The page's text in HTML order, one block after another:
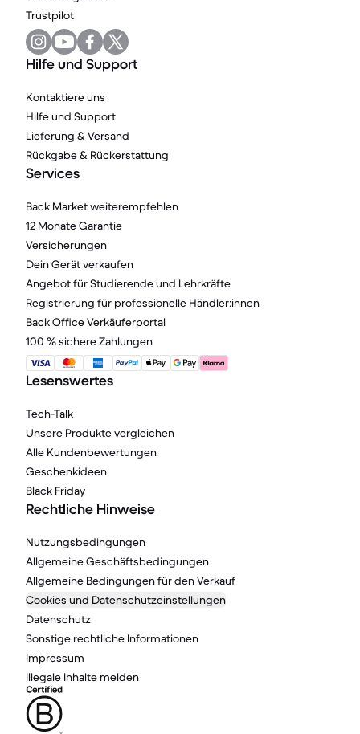
Trustpilot
Hilfe und Support
Kontaktiere uns
Hilfe und Support
Lieferung & Versand
Rückgabe & Rückerstattung
Services
Back Market weiterempfehlen
12 Monate Garantie
Versicherungen
Dein Gerät verkaufen
Angebot für Studierende und Lehrkräfte
Registrierung für professionelle Händler:innen
Back Office Verkäuferportal
100 % sichere Zahlungen
Lesenswertes
Tech-Talk
Unsere Produkte vergleichen
Alle Kundenbewertungen
Geschenkideen
Black Friday
Rechtliche Hinweise
Nutzungsbedingungen
Allgemeine Geschäftsbedingungen
Allgemeine Bedingungen für den Verkauf
Cookies und Datenschutzeinstellungen
Datenschutz
Sonstige rechtliche Informationen
Impressum
Illegale Inhalte melden